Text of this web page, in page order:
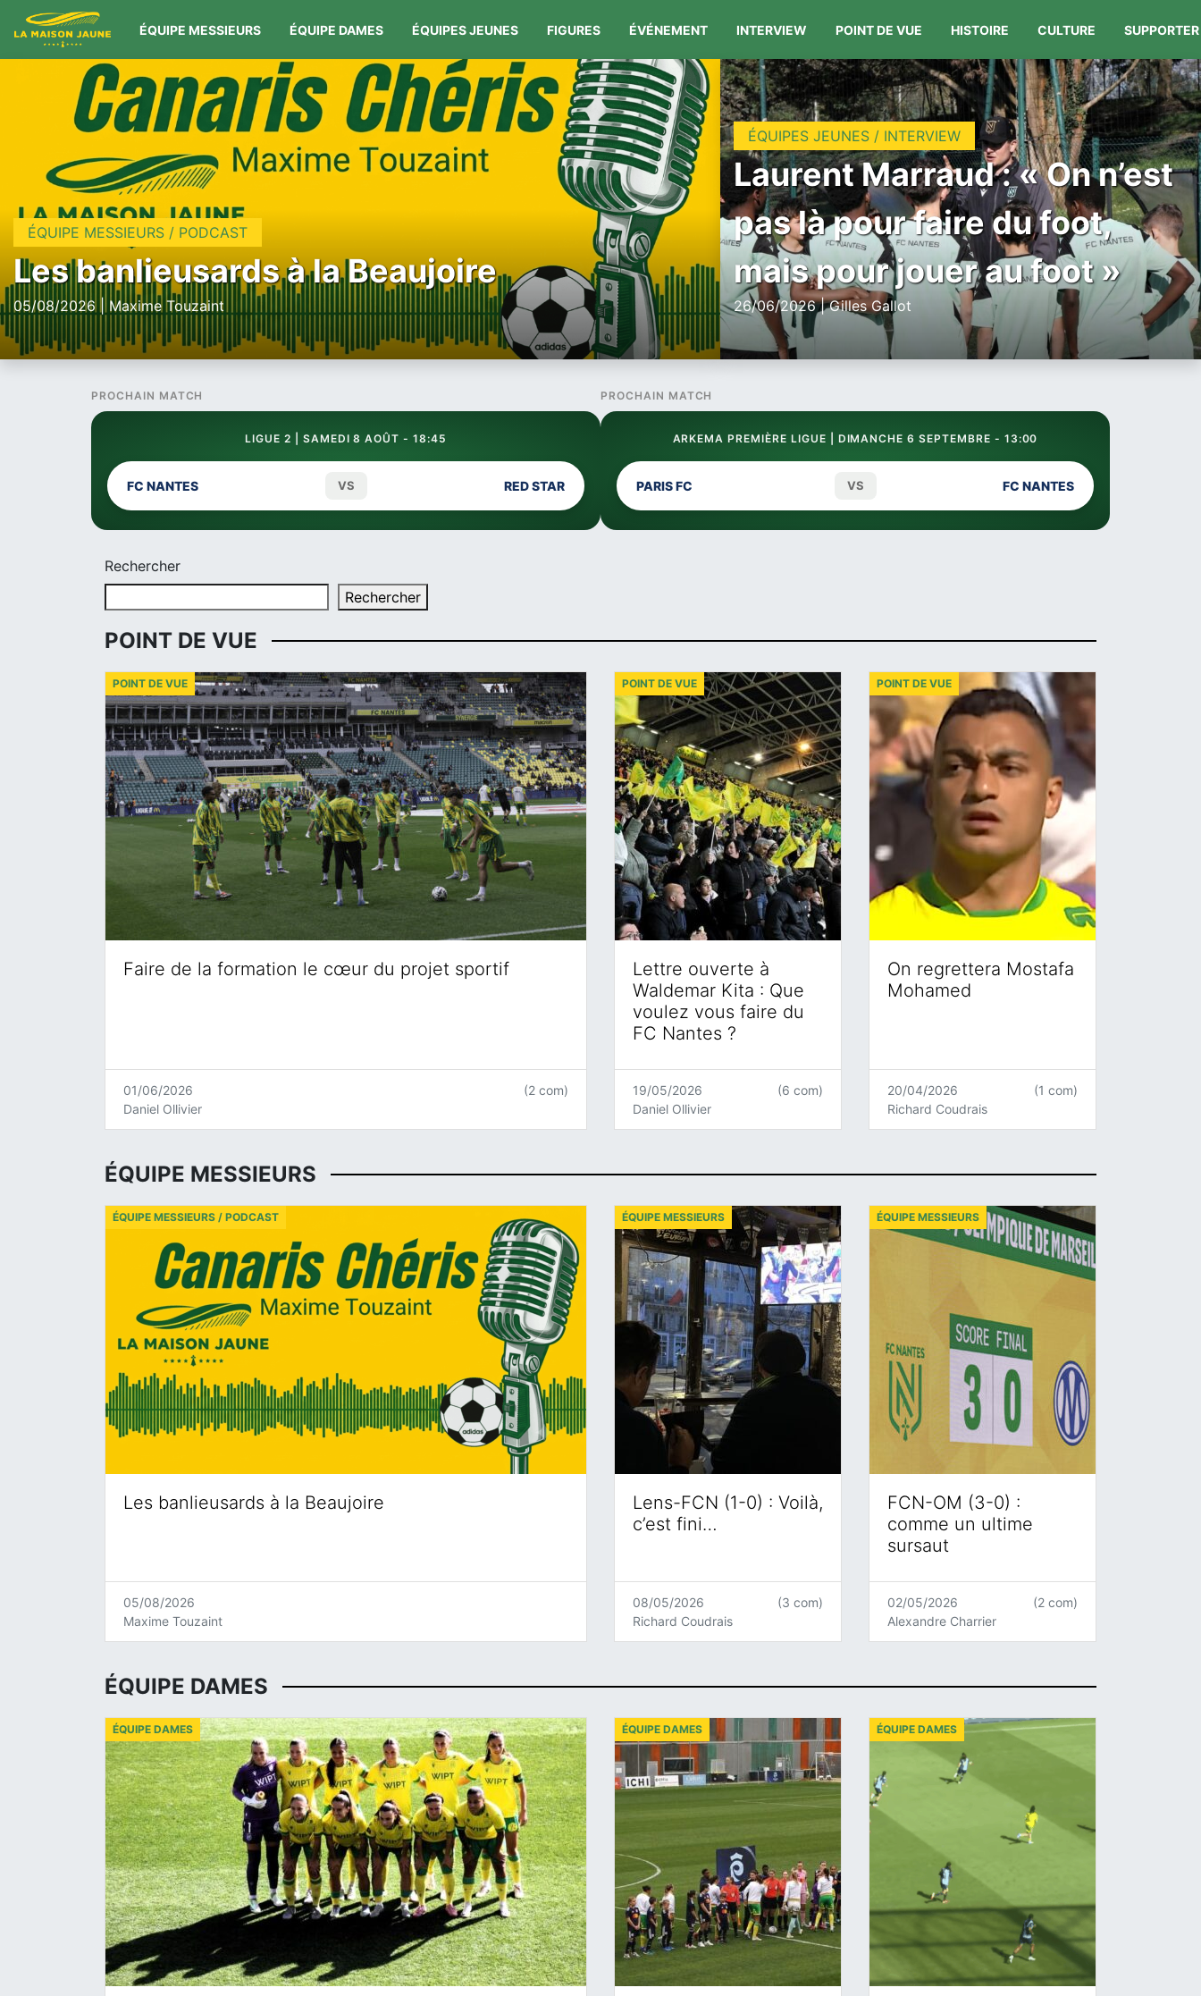
ÉQUIPE MESSIEURS ÉQUIPE DAMES ÉQUIPES JEUNES FIGURES ÉVÉNEMENT INTERVIEW POINT DE VUE HISTOIRE CULTURE SUPPORTER
ÉQUIPE MESSIEURS / PODCAST
Les banlieusards à la Beaujoire
05/08/2026 | Maxime Touzaint
ÉQUIPES JEUNES / INTERVIEW
Laurent Marraud : « On n’est
pas là pour faire du foot,
mais pour jouer au foot »
26/06/2026 | Gilles Gallot
PROCHAIN MATCH
LIGUE 2 | SAMEDI 8 AOÛT - 18:45
FC NANTES VS RED STAR
PROCHAIN MATCH
ARKEMA PREMIÈRE LIGUE | DIMANCHE 6 SEPTEMBRE - 13:00
PARIS FC VS FC NANTES
Rechercher
Rechercher
POINT DE VUE
Faire de la formation le cœur du projet sportif
POINT DE VUE
01/06/2026
Daniel Ollivier
(2 com)
Lettre ouverte à
Waldemar Kita : Que
voulez vous faire du
FC Nantes ?
POINT DE VUE
19/05/2026
Daniel Ollivier
(6 com)
On regrettera Mostafa
Mohamed
POINT DE VUE
20/04/2026
Richard Coudrais
(1 com)
ÉQUIPE MESSIEURS
Les banlieusards à la Beaujoire
ÉQUIPE MESSIEURS / PODCAST
05/08/2026
Maxime Touzaint
Lens-FCN (1-0) : Voilà,
c’est fini…
ÉQUIPE MESSIEURS
08/05/2026
Richard Coudrais
(3 com)
FCN-OM (3-0) :
comme un ultime
sursaut
ÉQUIPE MESSIEURS
02/05/2026
Alexandre Charrier
(2 com)
ÉQUIPE DAMES
ÉQUIPE DAMES ÉQUIPE DAMES ÉQUIPE DAMES